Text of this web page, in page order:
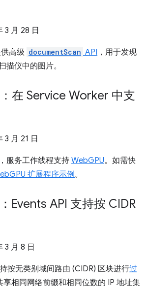
3 月 28 日
高级 documentScan API ，用于发现
描仪中的图片。
在 Service Worker 中支
3 月 21 日
服务工作线程支持 WebGPU。如需快
扩展程序示例。
Events API 支持按 CIDR
3 月 8 日
按无类别域间路由 (CIDR) 区块进行过
享相同网络前缀和相同位数的 IP 地址集